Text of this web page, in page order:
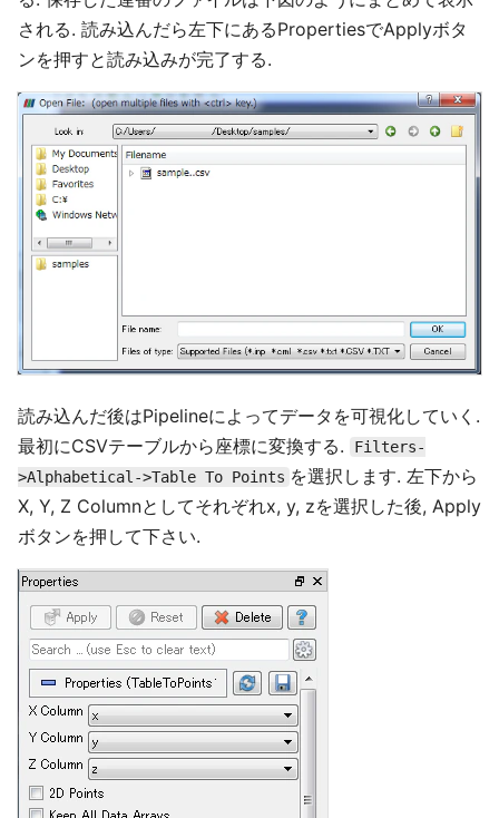
される. 読み込んだら左下にあるPropertiesでApplyボタ
ンを押すと読み込みが完了する.
読み込んだ後はPipelineによってデータを可視化していく.
最初にCSVテーブルから座標に変換する.
Filters-
>Alphabetical->Table To Points を選択します. 左下から
X, Y, Z Columnとしてそれぞれx, y, zを選択した後, Apply
ボタンを押して下さい.